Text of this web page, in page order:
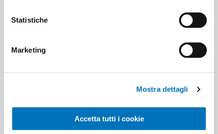
Statistiche
Marketing
Mostra dettagli
Accetta tutti i cookie
HANNO ACQUISTATO ANCHE